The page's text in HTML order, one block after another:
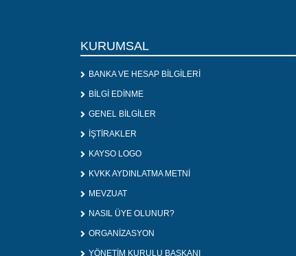
KURUMSAL
BANKA VE HESAP BİLGİLERİ
BİLGİ EDİNME
GENEL BİLGİLER
İŞTİRAKLER
KAYSO LOGO
KVKK AYDINLATMA METNİ
MEVZUAT
NASIL ÜYE OLUNUR?
ORGANİZASYON
YÖNETİM KURULU BAŞKANI